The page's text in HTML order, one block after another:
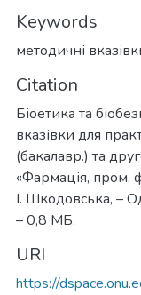
Keywords
методичні
Citation
Біоетика та
вказівки для
(бакалавр.) та
«Фармація, пром.
І. Шкодовська, –
– 0,8 МБ.
URI
https://